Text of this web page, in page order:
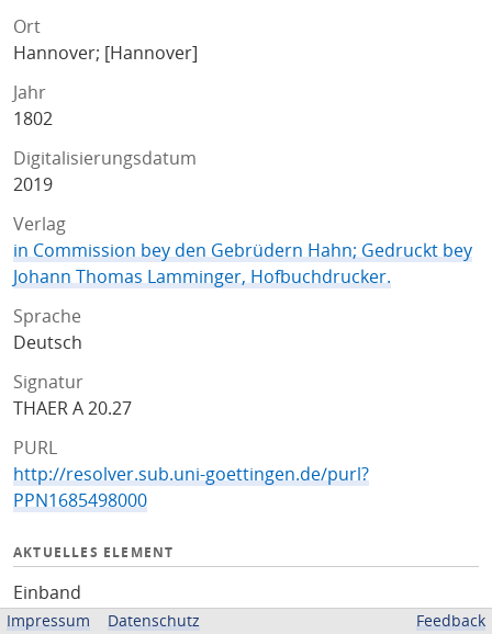
Ort
Hannover; [Hannover]
Jahr
1802
Digitalisierungsdatum
2019
Verlag
in Commission bey den Gebrüdern Hahn; Gedruckt bey
Johann Thomas Lamminger, Hofbuchdrucker.
Sprache
Deutsch
Signatur
THAER A 20.27
PURL
http://resolver.sub.uni-goettingen.de/purl?
PPN1685498000
AKTUELLES ELEMENT
Einband
Impressum Datenschutz Feedback